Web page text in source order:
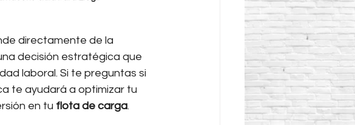
directamente de la
decisión estratégica que
laboral. Si te preguntas si
te ayudará a optimizar tu
en tu flota de carga.